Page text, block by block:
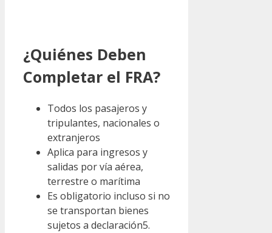
¿Quiénes Deben
Completar el FRA?
Todos los pasajeros y
tripulantes, nacionales o
extranjeros
Aplica para ingresos y
salidas por vía aérea,
terrestre o marítima
Es obligatorio incluso si no
se transportan bienes
sujetos a declaración5.